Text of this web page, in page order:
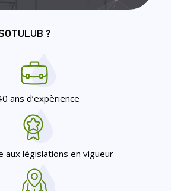
?
ans d’expèrience
aux législations en vigueur